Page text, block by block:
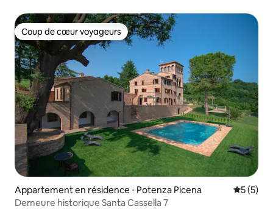
Coup de cœur voyageurs
Coup de cœur voyageurs
Appartement en résidence ⋅ Potenza Picena
5 (5)
Demeure historique Santa Cassella 7